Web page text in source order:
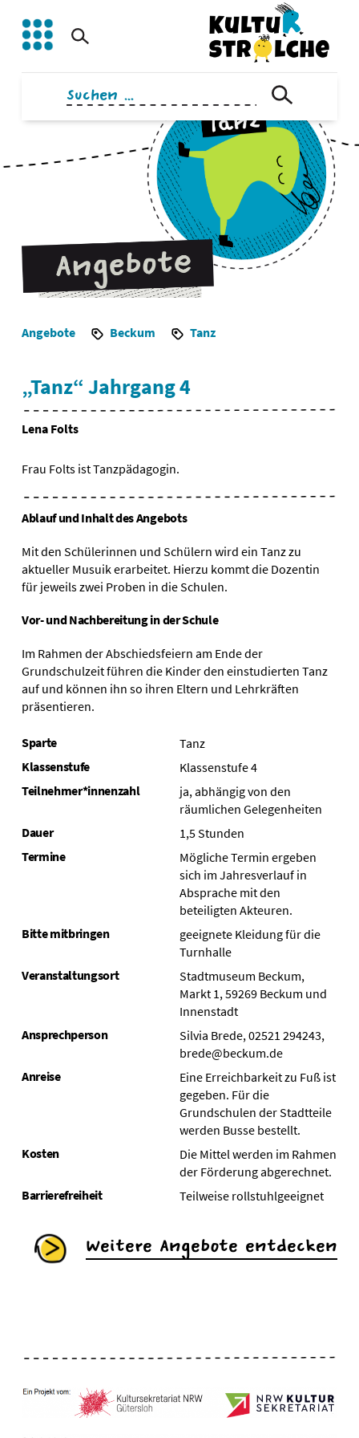
Inhalt
springen
Suchen
nach:
Angebote Beckum Tanz
„Tanz“ Jahrgang 4
Lena Folts
Frau Folts ist Tanzpädagogin.
Ablauf und Inhalt des Angebots
Mit den Schülerinnen und Schülern wird ein Tanz zu
aktueller Musuik erarbeitet. Hierzu kommt die Dozentin
für jeweils zwei Proben in die Schulen.
Vor- und Nachbereitung in der Schule
Im Rahmen der Abschiedsfeiern am Ende der
Grundschulzeit führen die Kinder den einstudierten Tanz
auf und können ihn so ihren Eltern und Lehrkräften
präsentieren.
Sparte
Tanz
Klassenstufe
Klassenstufe 4
Teilnehmer*innenzahl
ja, abhängig von den
räumlichen Gelegenheiten
Dauer
1,5 Stunden
Termine
Mögliche Termin ergeben
sich im Jahresverlauf in
Absprache mit den
beteiligten Akteuren.
Bitte mitbringen
geeignete Kleidung für die
Turnhalle
Veranstaltungsort
Stadtmuseum Beckum,
Markt 1, 59269 Beckum und
Innenstadt
Ansprechperson
Silvia Brede, 02521 294243,
brede@beckum.de
Anreise
Eine Erreichbarkeit zu Fuß ist
gegeben. Für die
Grundschulen der Stadtteile
werden Busse bestellt.
Kosten
Die Mittel werden im Rahmen
der Förderung abgerechnet.
Barrierefreiheit
Teilweise rollstuhlgeeignet
Weitere Angebote entdecken